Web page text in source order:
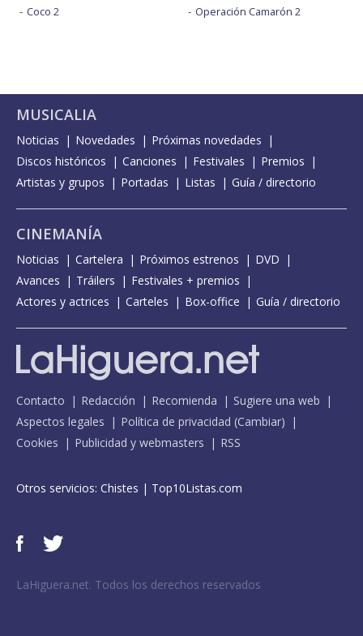
Coco 2
Operación Camarón 2
MUSICALIA
Noticias Novedades
Próximas novedades
Discos históricos
Canciones Festivales
Premios
Artistas y grupos
Portadas Listas Guía / directorio
CINEMANÍA
Noticias Cartelera Próximos estrenos
DVD
Avances
Tráilers
Festivales + premios
Actores y actrices
Carteles Box-office Guía / directorio
Contacto Redacción Recomienda
Sugiere una web
Aspectos legales
Política de privacidad (Cambiar)
Cookies
Publicidad y webmasters RSS
Otros servicios: Chistes | Top10Listas.com
LaHiguera.net. Todos los derechos reservados